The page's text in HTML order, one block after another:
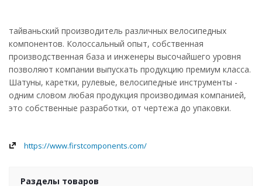
тайваньский производитель различных велосипедных
компонентов. Колоссальный опыт, собственная
производственная база и инженеры высочайшего уровня
позволяют компании выпускать продукцию премиум класса.
Шатуны, каретки, рулевые, велосипедные инструменты -
одним словом любая продукция производимая компанией,
это собственные разработки, от чертежа до упаковки.
https://www.firstcomponents.com/
Разделы товаров